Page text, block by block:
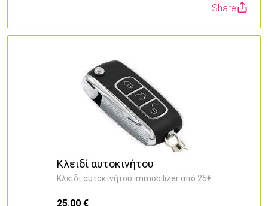
Share
Κλειδί αυτοκινήτου
Κλειδί αυτοκινήτου immobilizer από 25€
25.00 €